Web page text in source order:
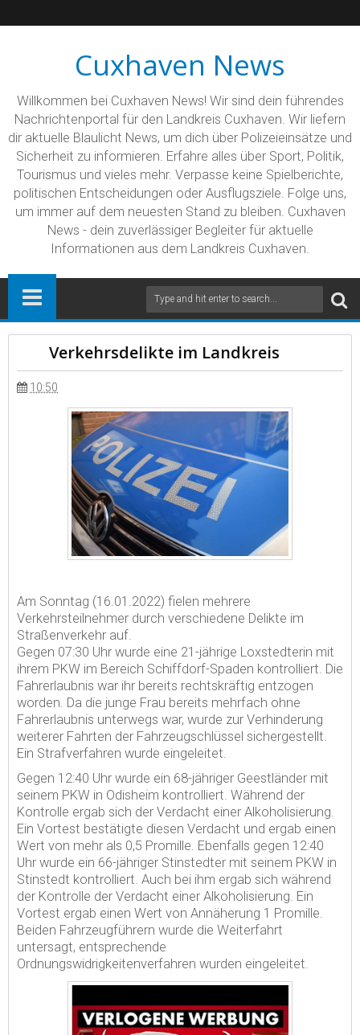
Cuxhaven News
Willkommen bei Cuxhaven News! Wir sind dein führendes
Nachrichtenportal für den Landkreis Cuxhaven. Wir liefern
dir aktuelle Blaulicht News, um dich über Polizeieinsätze und
Sicherheit zu informieren. Erfahre alles über Sport, Politik,
Tourismus und vieles mehr. Verpasse keine Spielberichte,
politischen Entscheidungen oder Ausflugsziele. Folge uns,
um immer auf dem neuesten Stand zu bleiben. Cuxhaven
News - dein zuverlässiger Begleiter für aktuelle
Informationen aus dem Landkreis Cuxhaven.
Verkehrsdelikte im Landkreis
10:50
Am Sonntag (16.01.2022) fielen mehrere
Verkehrsteilnehmer durch verschiedene Delikte im
Straßenverkehr auf.
Gegen 07:30 Uhr wurde eine 21-jährige Loxstedterin mit
ihrem PKW im Bereich Schiffdorf-Spaden kontrolliert. Die
Fahrerlaubnis war ihr bereits rechtskräftig entzogen
worden. Da die junge Frau bereits mehrfach ohne
Fahrerlaubnis unterwegs war, wurde zur Verhinderung
weiterer Fahrten der Fahrzeugschlüssel sichergestellt.
Ein Strafverfahren wurde eingeleitet.
Gegen 12:40 Uhr wurde ein 68-jähriger Geestländer mit
seinem PKW in Odisheim kontrolliert. Während der
Kontrolle ergab sich der Verdacht einer Alkoholisierung.
Ein Vortest bestätigte diesen Verdacht und ergab einen
Wert von mehr als 0,5 Promille. Ebenfalls gegen 12:40
Uhr wurde ein 66-jähriger Stinstedter mit seinem PKW in
Stinstedt kontrolliert. Auch bei ihm ergab sich während
der Kontrolle der Verdacht einer Alkoholisierung. Ein
Vortest ergab einen Wert von Annäherung 1 Promille.
Beiden Fahrzeugführern wurde die Weiterfahrt
untersagt, entsprechende
Ordnungswidrigkeitenverfahren wurden eingeleitet.